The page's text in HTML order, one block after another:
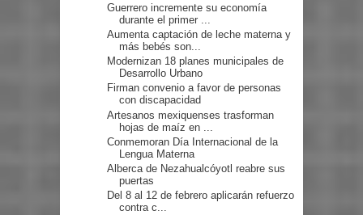
Guerrero incremente su economía
durante el primer ...
Aumenta captación de leche materna y
más bebés son...
Modernizan 18 planes municipales de
Desarrollo Urbano
Firman convenio a favor de personas
con discapacidad
Artesanos mexiquenses trasforman
hojas de maíz en ...
Conmemoran Día Internacional de la
Lengua Materna
Alberca de Nezahualcóyotl reabre sus
puertas
Del 8 al 12 de febrero aplicarán refuerzo
contra c...